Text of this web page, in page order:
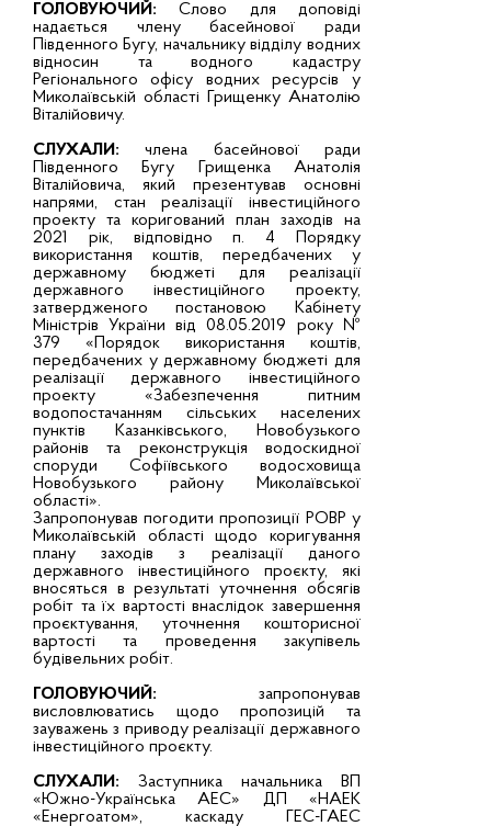
ГОЛОВУЮЧИЙ:Слово для доповіді
надається члену басейнової ради
Південного Бугу, начальнику відділу водних
відносин та водного кадастру
Регіонального офісу водних ресурсів у
Миколаївській області Грищенку Анатолію
Віталійовичу.
СЛУХАЛИ: члена басейнової ради
Південного Бугу Грищенка Анатолія
Віталійовича, який презентував основні
напрями, стан реалізації інвестиційного
проекту та коригований план заходів на
2021 рік, відповідно п. 4 Порядку
використання коштів, передбачених у
державному бюджеті для реалізації
державного інвестиційного проекту,
затвердженого постановою Кабінету
Міністрів України від 08.05.2019 року №
379 «Порядок використання коштів,
передбачених у державному бюджеті для
реалізації державного інвестиційного
проекту «Забезпечення питним
водопостачанням сільських населених
пунктів Казанківського, Новобузького
районів та реконструкція водоскидної
споруди Софіївського водосховища
Новобузького району Миколаївської
області».
Запропонував погодити пропозиції РОВР у
Миколаївській області щодо коригування
плану заходів з реалізації даного
державного інвестиційного проєкту, які
вносяться в результаті уточнення обсягів
робіт та їх вартості внаслідок завершення
проєктування, уточнення кошторисної
вартості та проведення закупівель
будівельних робіт.
ГОЛОВУЮЧИЙ: запропонував
висловлюватись щодо пропозицій та
зауважень з приводу реалізації державного
інвестиційного проєкту.
СЛУХАЛИ: Заступника начальника ВП
«Южно-Українська АЕС» ДП «НАЕК
«Енергоатом», каскаду ГЕС-ГАЕС